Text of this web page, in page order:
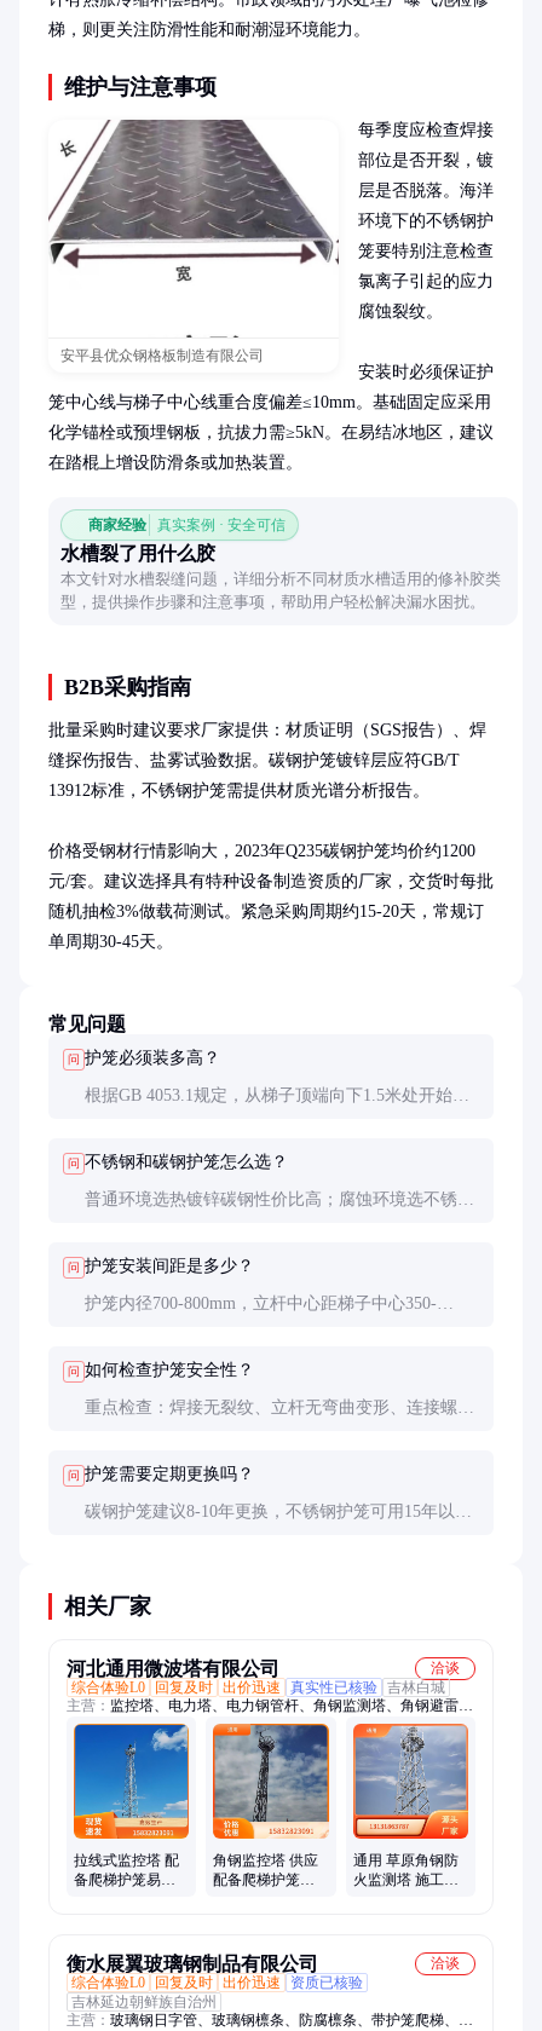
梯，则更关注防滑性能和耐潮湿环境能力。
维护与注意事项
安平县优众钢格板制造有限公司
每季度应检查焊接
部位是否开裂，镀
层是否脱落。海洋
环境下的不锈钢护
笼要特别注意检查
氯离子引起的应力
腐蚀裂纹。
安装时必须保证护
笼中心线与梯子中心线重合度偏差≤10mm。基础固定应采用
化学锚栓或预埋钢板，抗拔力需≥5kN。在易结冰地区，建议
在踏棍上增设防滑条或加热装置。
商家经验 真实案例 · 安全可信
水槽裂了用什么胶
本文针对水槽裂缝问题，详细分析不同材质水槽适用的修补胶类
型，提供操作步骤和注意事项，帮助用户轻松解决漏水困扰。
B2B采购指南
批量采购时建议要求厂家提供：材质证明（SGS报告）、焊
缝探伤报告、盐雾试验数据。碳钢护笼镀锌层应符GB/T
13912标准，不锈钢护笼需提供材质光谱分析报告。
价格受钢材行情影响大，2023年Q235碳钢护笼均价约1200
元/套。建议选择具有特种设备制造资质的厂家，交货时每批
随机抽检3%做载荷测试。紧急采购周期约15-20天，常规订
单周期30-45天。
常见问题
问 护笼必须装多高？
根据GB 4053.1规定，从梯子顶端向下1.5米处开始设
问 不锈钢和碳钢护笼怎么选？
普通环境选热镀锌碳钢性价比高；腐蚀环境选不锈
问 护笼安装间距是多少？
护笼内径700-800mm，立杆中心距梯子中心350-
问 如何检查护笼安全性？
重点检查：焊接无裂纹、立杆无弯曲变形、连接螺栓
问 护笼需要定期更换吗？
碳钢护笼建议8-10年更换，不锈钢护笼可用15年以
相关厂家
河北通用微波塔有限公司
洽谈
综合体验L0
回复及时 出价迅速 真实性已核验 吉林白城
主营： 监控塔、电力塔、电力钢管杆、角钢监测塔、角钢避雷
塔、电线路角钢塔、角钢塔、电力角钢塔、电力输线塔、输线电
力塔、110kv电力塔、避雷塔、电力构架、变电站架构、湿电钢
框架、脱硫除尘塔、烟囱塔、烟筒塔
拉线式监控塔 配
备爬梯护笼易检
角钢监控塔 供应
配备爬梯护笼易
通用 草原角钢防
火监测塔 施工方
衡水展翼玻璃钢制品有限公司
洽谈
综合体验L0
回复及时 出价迅速
资质已核验
吉林延边朝鲜族自治州
主营： 玻璃钢日字管、玻璃钢檩条、防腐檩条、带护笼爬梯、玻